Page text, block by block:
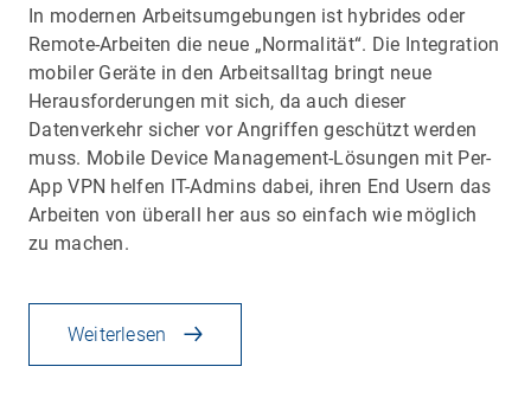
In modernen Arbeitsumgebungen ist hybrides oder
Remote-Arbeiten die neue „Normalität“. Die Integration
mobiler Geräte in den Arbeitsalltag bringt neue
Herausforderungen mit sich, da auch dieser
Datenverkehr sicher vor Angriffen geschützt werden
muss. Mobile Device Management-Lösungen mit Per-
App VPN helfen IT-Admins dabei, ihren End Usern das
Arbeiten von überall her aus so einfach wie möglich
zu machen.
Weiterlesen